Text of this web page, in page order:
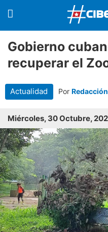
Gobierno
recuperar el
Actualidad Por
Miércoles, 30 Octubre,